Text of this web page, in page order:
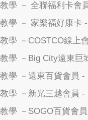
學 － 全聯福利卡會
學 － 家樂福好康卡 -
學 －COSTCO線上
學 －Big City遠東巨
學 －遠東百貨會員 -
學 －新光三越會員 -
學 －SOGO百貨會